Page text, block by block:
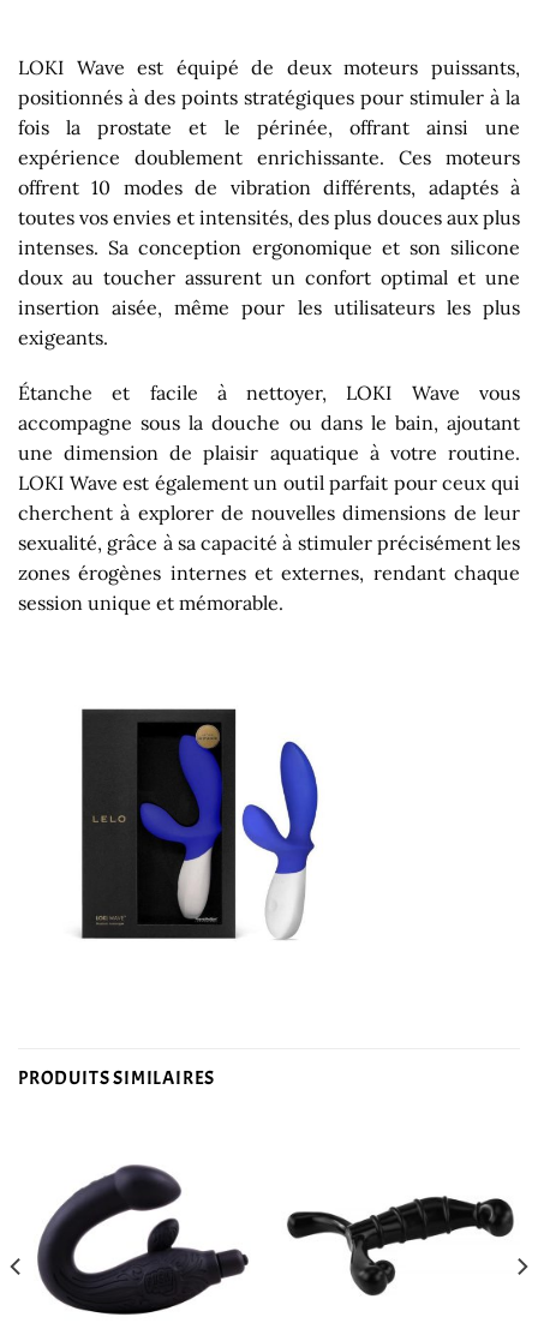
LOKI Wave est équipé de deux moteurs puissants,
positionnés à des points stratégiques pour stimuler à la
fois la prostate et le périnée, offrant ainsi une
expérience doublement enrichissante. Ces moteurs
offrent 10 modes de vibration différents, adaptés à
toutes vos envies et intensités, des plus douces aux plus
intenses. Sa conception ergonomique et son silicone
doux au toucher assurent un confort optimal et une
insertion aisée, même pour les utilisateurs les plus
exigeants.
Étanche et facile à nettoyer, LOKI Wave vous
accompagne sous la douche ou dans le bain, ajoutant
une dimension de plaisir aquatique à votre routine.
LOKI Wave est également un outil parfait pour ceux qui
cherchent à explorer de nouvelles dimensions de leur
sexualité, grâce à sa capacité à stimuler précisément les
zones érogènes internes et externes, rendant chaque
session unique et mémorable.
PRODUITS SIMILAIRES